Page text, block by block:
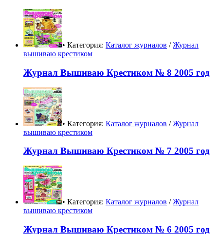
• Категория: Каталог журналов /Журнал
вышиваю крестиком
Журнал Вышиваю Крестиком № 8 2005 год
• Категория: Каталог журналов /Журнал
вышиваю крестиком
Журнал Вышиваю Крестиком № 7 2005 год
• Категория: Каталог журналов /Журнал
вышиваю крестиком
Журнал Вышиваю Крестиком № 6 2005 год